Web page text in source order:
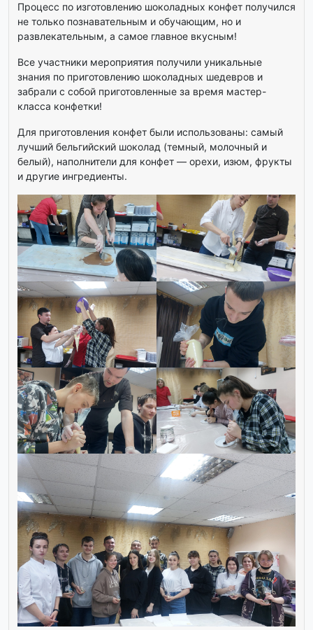
Процесс по изготовлению шоколадных конфет получился
не только познавательным и обучающим, но и
развлекательным, а самое главное вкусным!
Все участники мероприятия получили уникальные
знания по приготовлению шоколадных шедевров и
забрали с собой приготовленные за время мастер-
класса конфетки!
Для приготовления конфет были использованы: самый
лучший бельгийский шоколад (темный, молочный и
белый), наполнители для конфет — орехи, изюм, фрукты
и другие ингредиенты.